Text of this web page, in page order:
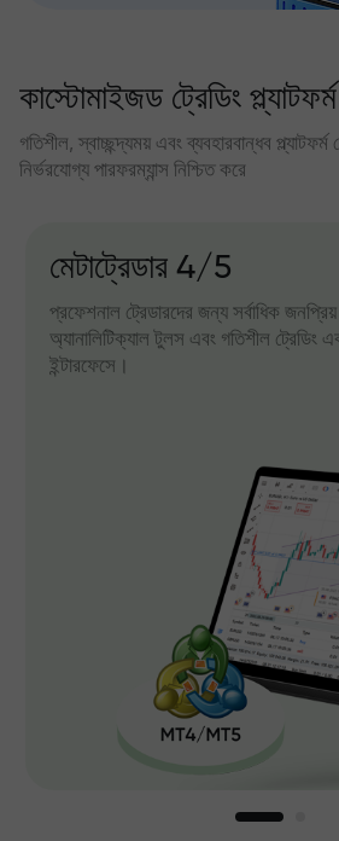
কাস্টোমাইজড ট্রেডিং প্ল্যাটফর্ম
গতিশীল, স্বাচ্ছন্দ্যময় এবং ব্যবহারবান্ধব
নির্ভরযোগ্য পারফরম্যান্স নিশ্চিত করে
মেটাট্রেডার 4/5
প্রফেশনাল ট্রেডারদের জন্য সর্বাধিক জনপ্রিয়
অ্যানালিটিক্যাল টুলস এবং গতিশীল ট্রেডিং
ইন্টারফেসে।